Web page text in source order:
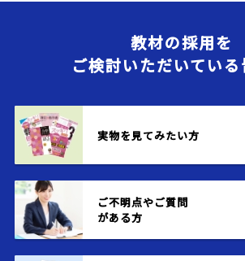
教材の採用を
ご検討いただいてい
実物を見てみたい方
ご不明点やご質問
がある方